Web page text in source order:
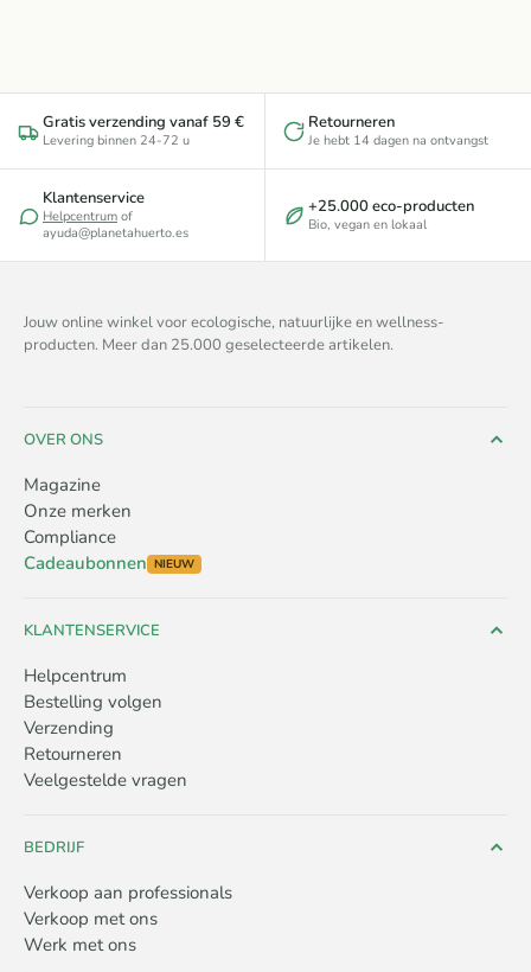
Gratis verzending vanaf 59 €
Levering binnen 24-72 u
Retourneren
Je hebt 14 dagen na ontvangst
Klantenservice
Helpcentrum of
ayuda@planetahuerto.es
+25.000 eco-producten
Bio, vegan en lokaal
Jouw online winkel voor ecologische, natuurlijke en wellness-
producten. Meer dan 25.000 geselecteerde artikelen.
OVER ONS
Magazine
Onze merken
Compliance
Cadeaubonnen NIEUW
KLANTENSERVICE
Helpcentrum
Bestelling volgen
Verzending
Retourneren
Veelgestelde vragen
BEDRIJF
Verkoop aan professionals
Verkoop met ons
Werk met ons